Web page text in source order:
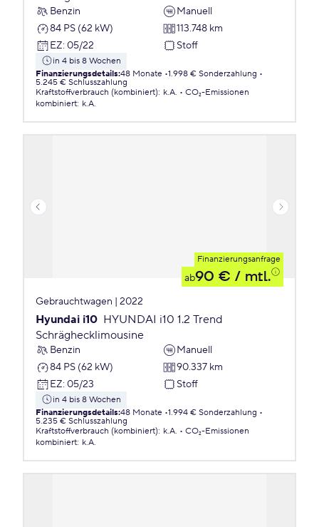
Benzin
Manuell
84 PS (62 kW)
113.748 km
EZ: 05/22 Stoff
in 4 bis 8 Wochen
Finanzierungsdetails:48 Monate 1.998 € Sonderzahlung
5.245 € Schlusszahlung
Kraftstoffverbrauch (kombiniert): k.A.
CO₂-Emissionen
kombiniert: k.A.
Finanzierungsanfrage
ab90 € / mtl.
Gebrauchtwagen | 2022
Hyundai i10 HYUNDAI i10 1.2 Trend
Schräghecklimousine
Benzin
Manuell
84 PS (62 kW)
90.337 km
EZ: 05/23 Stoff
in 4 bis 8 Wochen
Finanzierungsdetails:48 Monate 1.994 € Sonderzahlung
5.235 € Schlusszahlung
Kraftstoffverbrauch (kombiniert): k.A.
CO₂-Emissionen
kombiniert: k.A.